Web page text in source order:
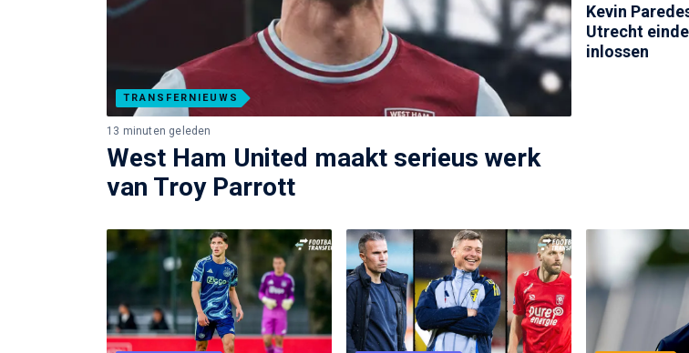
TRANSFERNIEUWS
13 minuten geleden
West Ham United maakt serieus werk
van Troy Parrott
Kevin
Utrecht
inlossen